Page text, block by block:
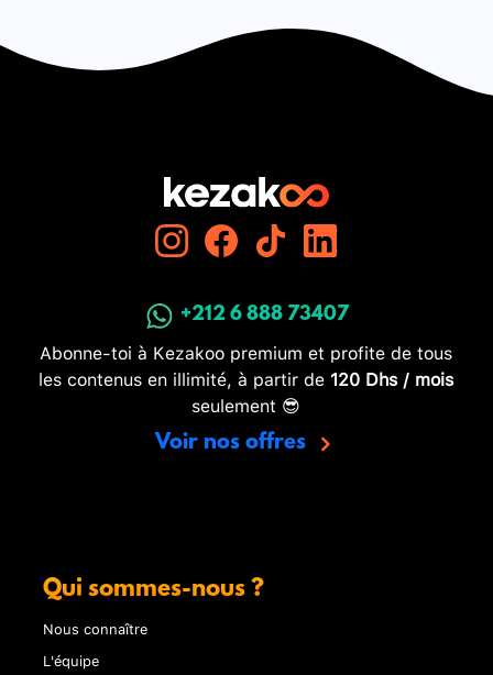
+212 6 888 73407
Abonne-toi à Kezakoo premium et profite de tous
les contenus en illimité, à partir de 120 Dhs / mois
seulement 😎
Voir nos offres
Qui sommes-nous ?
Nous connaître
L'équipe